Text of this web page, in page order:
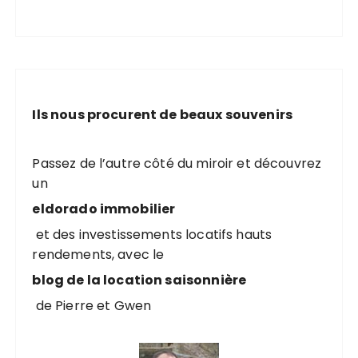
Ils nous procurent de beaux souvenirs
Passez de l’autre côté du miroir et découvrez
un
eldorado immobilier
et des investissements locatifs hauts
rendements, avec le
blog de la location saisonnière
de Pierre et Gwen